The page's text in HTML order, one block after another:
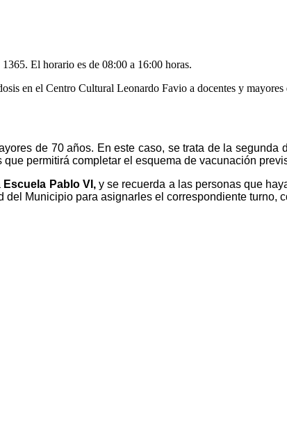
El horario es de 08:00 a 16:00 horas.
en el Centro Cultural Leonardo Favio a docentes y
de 70 años. En este caso, se trata de la
permitirá completar el esquema de vacunación
Escuela Pablo VI,y se recuerda a las personas que
Municipio para asignarles el correspondiente turno,